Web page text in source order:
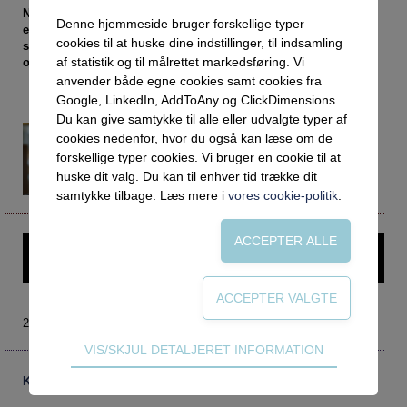
Netværk
Intelligens
Uddannelser under corona
Vejledningsindsatsen under corona
Professioner under pres
Frafald
Veje til virkeligheden
Den kommunale ungeindsats
Praksischok
Data og dialog
Borgeren i centrum
Abonnement
Tilmelding og prøveperiode
Abonnementspriser
Kontakt
Vilkår og betingelser
Når vi skal løse opgaven med den kommunale ungeindsats,
er vi nødt til at opbygge forpligtende tværfaglige
samarbejder, der bygger på respekt, nysgerrighed og viden
om hinanden.
Bente Nissen
bn@cabiweb.dk
Seniorkonsulent
Cabi
Denne artikel kræver login – prøv Vejlederforum gratis i en
2019 nr. 3
Kommentarer
Denne hjemmeside bruger forskellige typer
cookies til at huske dine indstillinger, til indsamling
af statistik og til målrettet markedsføring. Vi
anvender både egne cookies samt cookies fra
Google, LinkedIn, AddToAny og ClickDimensions.
Du kan give samtykke til alle eller udvalgte typer af
cookies nedenfor, hvor du også kan læse om de
forskellige typer cookies. Vi bruger en cookie til at
huske dit valg. Du kan til enhver tid trække dit
samtykke tilbage. Læs mere i vores cookie-politik
Teknisk
Tekniske cookies er nødvendige for hjemmesidens
VIS/SKJUL DETALJERET INFORMATION